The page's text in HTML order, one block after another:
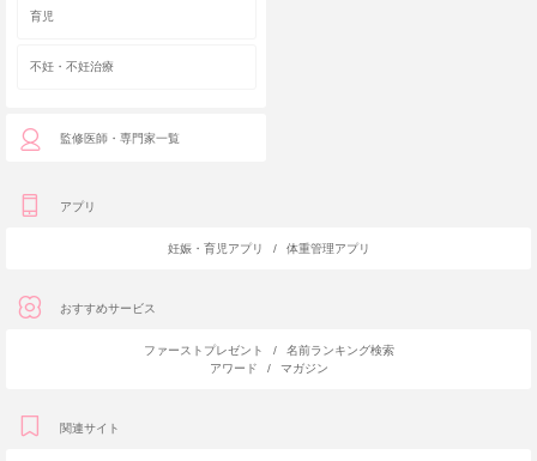
育児
不妊・不妊治療
監修医師・専門家一覧
アプリ
妊娠・育児アプリ / 体重管理アプリ
おすすめサービス
ファーストプレゼント /
名前ランキング検索
アワード
/ マガジン
関連サイト